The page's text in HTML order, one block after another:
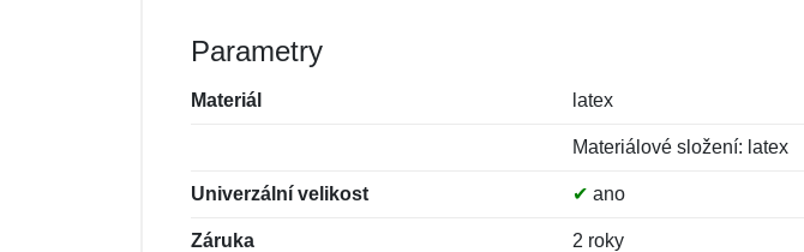
Parametry
Materiál latex
Materiálové složení: latex
Univerzální velikost ✔ ano
Záruka 2 roky